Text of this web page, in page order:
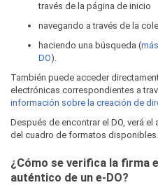
través de la página de inicio
navegando a través de la
haciendo una búsqueda (
DO).
También puede acceder
electrónicas correspondientes a
información sobre la creación de
Después de encontrar el DO, verá
del cuadro de formatos disponibles.
¿Cómo se verifica la firma
auténtico de un e-DO?